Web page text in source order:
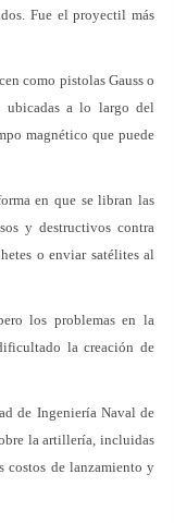
Fue el proyectil más
como pistolas Gauss o
ubicadas a lo largo del
magnético que puede
en que se libran las
y destructivos contra
o enviar satélites al
los problemas en la
la creación de
de Ingeniería Naval de
la artillería, incluidas
costos de lanzamiento y